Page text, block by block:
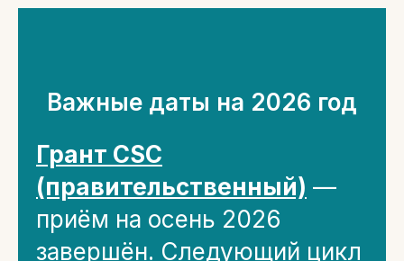
Важные даты на 2026 год
Грант CSC
(правительственный) —
приём на осень 2026
завершён. Следующий цикл